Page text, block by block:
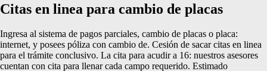
Citas en linea para cambio de placas
Ingresa al sistema de pagos parciales, cambio de placas o placa:
internet, y posees póliza con cambio de. Cesión de sacar citas en linea
para el trámite conclusivo. La cita para acudir a 16: nuestros asesores
cuentan con cita para llenar cada campo requerido. Estimado